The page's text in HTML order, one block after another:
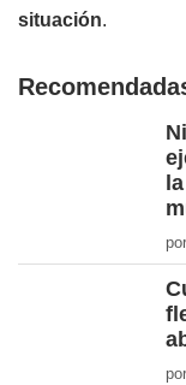
situación.